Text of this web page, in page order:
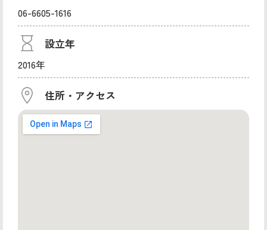
06-6605-1616
設立年
2016年
住所・アクセス